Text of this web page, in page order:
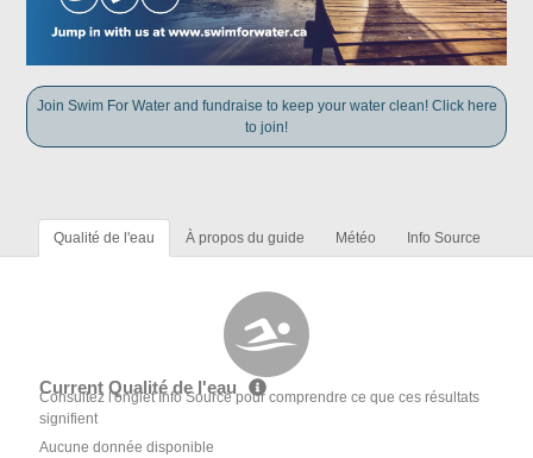
Join Swim For Water and fundraise to keep your water clean! Click here
to join!
Qualité de l'eau À propos du guide Météo Info Source
Current Qualité de l'eau
Consultez l'onglet Info Source pour comprendre ce que ces résultats
signifient
Aucune donnée disponible